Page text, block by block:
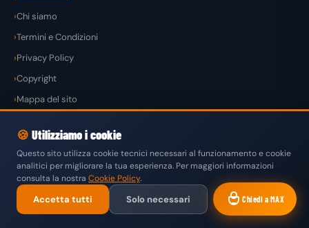
Chi siamo
Termini e Condizioni
Privacy Policy
Copyright
Mappa del sito
© 2026 GuconShopdi Guglielmo Conte — Tutti i diritti riservati.
VISA MASTERCARD PAYPAL KLARNA SATISPAY
BONIFICO
Chiedi a MAX
🍪 Utilizziamo i cookie
Questo sito utilizza cookie tecnici necessari al funzionamento e cookie
analitici per migliorare la tua esperienza. Per maggiori informazioni
consulta la nostra Cookie Policy.
Accetta tutti Solo necessari